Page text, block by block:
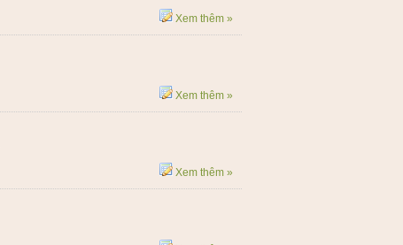
Xem thêm »
Xem thêm »
Xem thêm »